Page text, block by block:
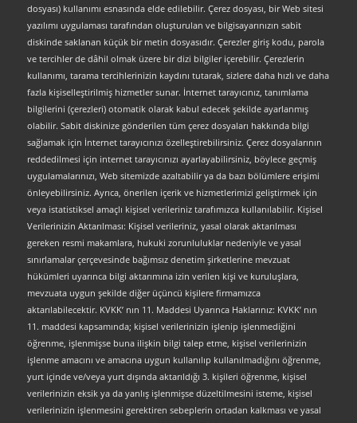
dosyası) kullanımı esnasında elde edilebilir. Çerez dosyası, bir Web sitesi
yazılımı uygulaması tarafından oluşturulan ve bilgisayarınızın sabit
diskinde saklanan küçük bir metin dosyasıdır. Çerezler giriş kodu, parola
ve tercihler de dâhil olmak üzere bir dizi bilgiler içerebilir. Çerezlerin
kullanımı, tarama tercihlerinizin kaydını tutarak, sizlere daha hızlı ve daha
fazla kişiselleştirilmiş hizmetler sunar. İnternet tarayıcınız, tanımlama
bilgilerini (çerezleri) otomatik olarak kabul edecek şekilde ayarlanmış
olabilir. Sabit diskinize gönderilen tüm çerez dosyaları hakkında bilgi
sağlamak için İnternet tarayıcınızı özelleştirebilirsiniz. Çerez dosyalarının
reddedilmesi için internet tarayıcınızı ayarlayabilirsiniz, böylece geçmiş
uygulamalarınızı, Web sitemizde azaltabilir ya da bazı bölümlere erişimi
önleyebilirsiniz. Ayrıca, önerilen içerik ve hizmetlerimizi geliştirmek için
veya istatistiksel amaçlı kişisel verileriniz tarafımızca kullanılabilir. Kişisel
Verilerinizin Aktarılması: Kişisel verileriniz, yasal olarak aktarılması
gereken resmi makamlara, hukuki zorunluluklar nedeniyle ve yasal
sınırlamalar çerçevesinde bağımsız denetim şirketlerine mevzuat
hükümleri uyarınca bilgi aktarımına izin verilen kişi ve kuruluşlara,
mevzuata uygun şekilde diğer üçüncü kişilere firmamızca
aktarılabilecektir. KVKK’ nın 11. Maddesi Uyarınca Haklarınız: KVKK’ nın
11. maddesi kapsamında; kişisel verilerinizin işlenip işlenmediğini
öğrenme, işlenmişse buna ilişkin bilgi talep etme, kişisel verilerinizin
işlenme amacını ve amacına uygun kullanılıp kullanılmadığını öğrenme,
yurt içinde ve/veya yurt dışında aktarıldığı 3. kişileri öğrenme, kişisel
verilerinizin eksik ya da yanlış işlenmişse düzeltilmesini isteme, kişisel
verilerinizin işlenmesini gerektiren sebeplerin ortadan kalkması ve yasal